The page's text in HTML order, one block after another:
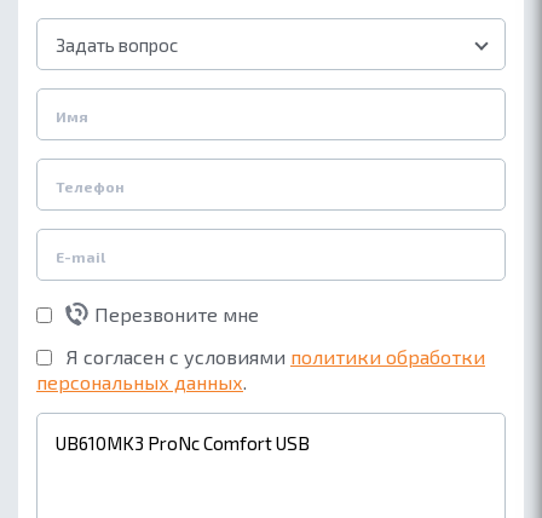
Задать вопрос
Перезвоните мне
Я согласен с условиями политики обработки
персональных данных.